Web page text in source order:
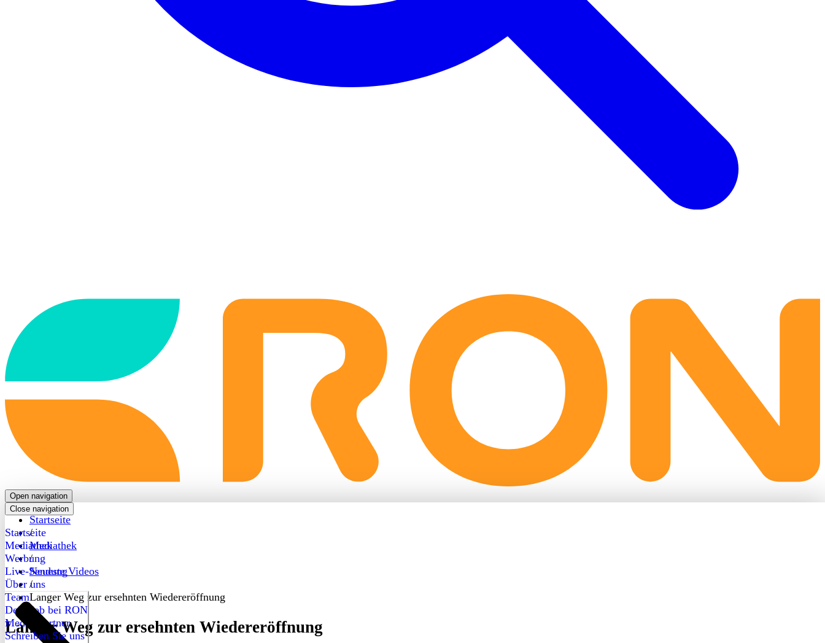
frontpage
Open navigation
Close navigation
Startseite
Mediathek
Werbung
Live-Sendung
Über uns
Team
Dein Job bei RON
Medienpartner
Schreiben Sie uns
Startseite
/
Mediathek
/
Neueste Videos
/
Langer Weg zur ersehnten Wiedereröffnung
Langer Weg zur ersehnten Wiedereröffnung